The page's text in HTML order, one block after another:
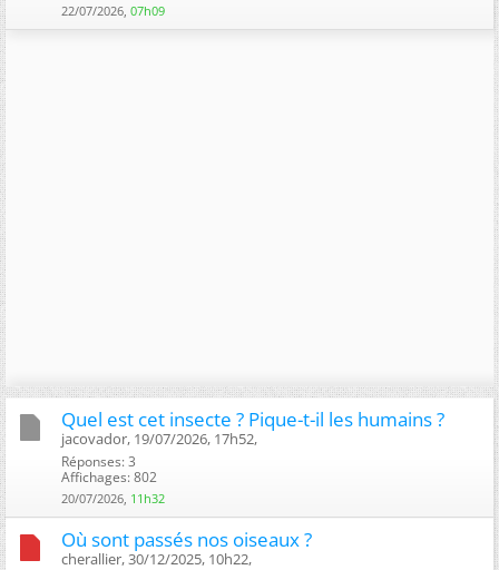
22/07/2026, 07h09
Quel est cet insecte ? Pique-t-il les humains ?
jacovador, 19/07/2026, 17h52, ‎
Réponses: 3
Affichages: 802
20/07/2026, 11h32
Où sont passés nos oiseaux ?
cherallier, 30/12/2025, 10h22, ‎